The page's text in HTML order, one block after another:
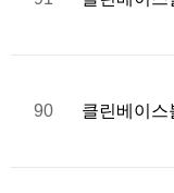
90 클린베이스